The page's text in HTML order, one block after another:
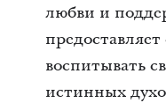
любви и
воспитывать
истинных